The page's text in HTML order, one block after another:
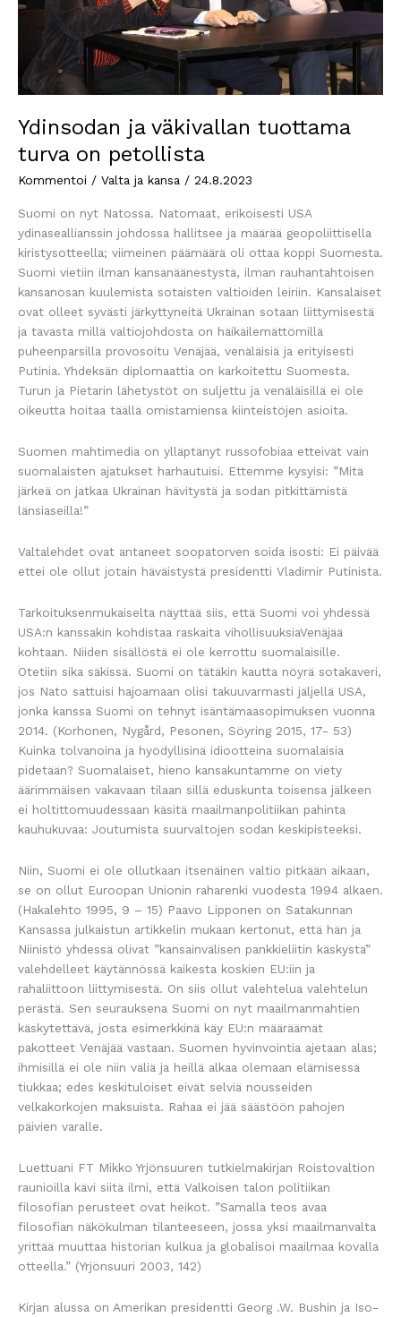
Ydinsodan ja väkivallan tuottama
turva on petollista
Kommentoi / Valta ja kansa / 24.8.2023
Suomi on nyt Natossa. Natomaat, erikoisesti USA
ydinaseallianssin johdossa hallitsee ja määrää geopoliittisella
kiristysotteella; viimeinen päämäärä oli ottaa koppi Suomesta.
Suomi vietiin ilman kansanäänestystä, ilman rauhantahtoisen
kansanosan kuulemista sotaisten valtioiden leiriin. Kansalaiset
ovat olleet syvästi järkyttyneitä Ukrainan sotaan liittymisestä
ja tavasta millä valtiojohdosta on häikäilemättömillä
puheenparsilla provosoitu Venäjää, venäläisiä ja erityisesti
Putinia. Yhdeksän diplomaattia on karkoitettu Suomesta.
Turun ja Pietarin lähetystöt on suljettu ja venäläisillä ei ole
oikeutta hoitaa täällä omistamiensa kiinteistöjen asioita.
Suomen mahtimedia on ylläptänyt russofobiaa etteivät vain
suomalaisten ajatukset harhautuisi. Ettemme kysyisi: ”Mitä
järkeä on jatkaa Ukrainan hävitystä ja sodan pitkittämistä
länsiaseilla!”
Valtalehdet ovat antaneet soopatorven soida isosti: Ei päivää
ettei ole ollut jotain häväistystä presidentti Vladimir Putinista.
Tarkoituksenmukaiselta näyttää siis, että Suomi voi yhdessä
USA:n kanssakin kohdistaa raskaita vihollisuuksiaVenäjää
kohtaan. Niiden sisällöstä ei ole kerrottu suomalaisille.
Otetiin sika säkissä. Suomi on tätäkin kautta nöyrä sotakaveri,
jos Nato sattuisi hajoamaan olisi takuuvarmasti jäljellä USA,
jonka kanssa Suomi on tehnyt isäntämaasopimuksen vuonna
2014. (Korhonen, Nygård, Pesonen, Söyring 2015, 17- 53)
Kuinka tolvanoina ja hyödyllisinä idiootteina suomalaisia
pidetään? Suomalaiset, hieno kansakuntamme on viety
äärimmäisen vakavaan tilaan sillä eduskunta toisensa jälkeen
ei holtittomuudessaan käsitä maailmanpolitiikan pahinta
kauhukuvaa: Joutumista suurvaltojen sodan keskipisteeksi.
Niin, Suomi ei ole ollutkaan itsenäinen valtio pitkään aikaan,
se on ollut Euroopan Unionin raharenki vuodesta 1994 alkaen.
(Hakalehto 1995, 9 – 15) Paavo Lipponen on Satakunnan
Kansassa julkaistun artikkelin mukaan kertonut, että hän ja
Niinistö yhdessä olivat ”kansainvälisen pankkieliitin käskystä”
valehdelleet käytännössä kaikesta koskien EU:iin ja
rahaliittoon liittymisestä. On siis ollut valehtelua valehtelun
perästä. Sen seurauksena Suomi on nyt maailmanmahtien
käskytettävä, josta esimerkkinä käy EU:n määräämät
pakotteet Venäjää vastaan. Suomen hyvinvointia ajetaan alas;
ihmisillä ei ole niin väliä ja heillä alkaa olemaan elämisessä
tiukkaa; edes keskituloiset eivät selviä nousseiden
velkakorkojen maksuista. Rahaa ei jää säästöön pahojen
päivien varalle.
Luettuani FT Mikko Yrjönsuuren tutkielmakirjan Roistovaltion
raunioilla kävi siitä ilmi, että Valkoisen talon politiikan
filosofian perusteet ovat heikot. ”Samalla teos avaa
filosofian näkökulman tilanteeseen, jossa yksi maailmanvalta
yrittää muuttaa historian kulkua ja globalisoi maailmaa kovalla
otteella.” (Yrjönsuuri 2003, 142)
Kirjan alussa on Amerikan presidentti Georg .W. Bushin ja Iso-